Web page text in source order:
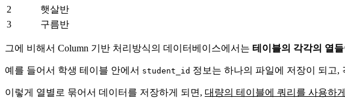
2
햇살반
3
구름반
그에 비해서 Column 기반 처리방식의 데이터베이스에서는 테이블의 각각의 열
예를 들어서 학생 테이블 안에서 student_id 정보는 하나의 파일에 저장이 되고,
이렇게 열별로 묶어서 데이터를 저장하게 되면, 대량의 테이블에 쿼리를 사용하